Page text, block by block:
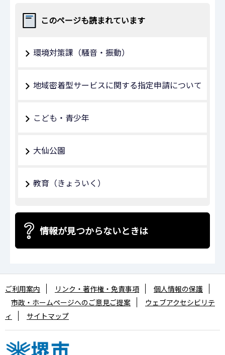
このページも読まれています
環境対策課（騒音・振動）
地域密着型サービスに関する指定申請について
こども・青少年
大仙公園
教育（きょういく）
情報が見つからないときは
ご利用案内 リンク・著作権・免責事項
個人情報の保護
市政・ホームページへのご意見ご提案
ウェブアクセシビリテ
ィ
サイトマップ